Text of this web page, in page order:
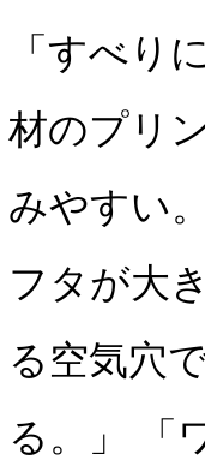
「すべり
材のプリ
みやすい
フタが大
る空気穴
る。」 「